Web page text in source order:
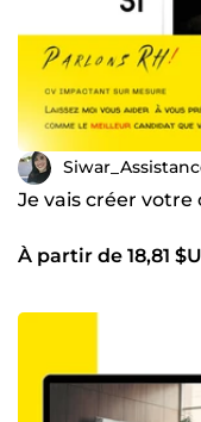
Je vais créer votre
À partir de 18,81